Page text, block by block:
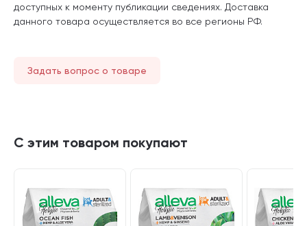
доступных к моменту публикации сведениях. Доставка
данного товара осуществляется во все регионы РФ.
Задать вопрос о товаре
С этим товаром покупают